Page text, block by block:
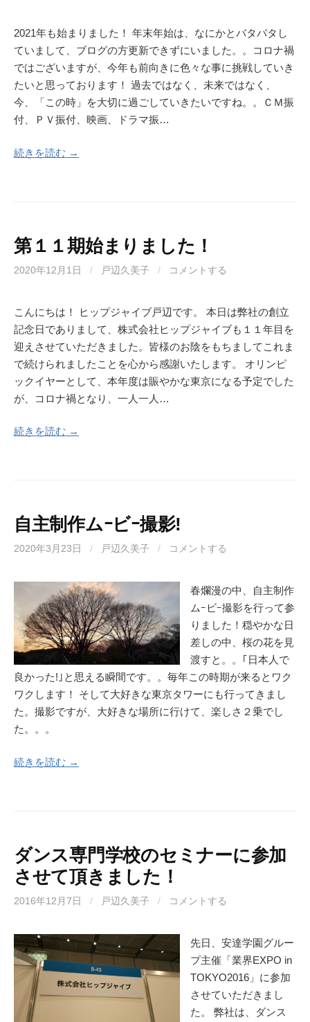
2021年も始まりました！ 年末年始は、なにかとバタバタし
ていまして、ブログの方更新できずにいました。。コロナ禍
ではございますが、今年も前向きに色々な事に挑戦していき
たいと思っております！ 過去ではなく、未来ではなく、
今、「この時」を大切に過ごしていきたいですね。。ＣＭ振
付、ＰＶ振付、映画、ドラマ振…
続きを読む →
第１１期始まりました！
2020年12月1日 / 戸辺久美子 / コメントする
こんにちは！ ヒップジャイブ戸辺です。 本日は弊社の創立
記念日でありまして、株式会社ヒップジャイブも１１年目を
迎えさせていただきました。皆様のお陰をもちましてこれま
で続けられましたことを心から感謝いたします。 オリンピ
ックイヤーとして、本年度は賑やかな東京になる予定でした
が、コロナ禍となり、一人一人…
続きを読む →
自主制作ムｰビｰ撮影!
2020年3月23日 / 戸辺久美子 / コメントする
春爛漫の中、自主制作
ムｰビｰ撮影を行って参
りました！穏やかな日
差しの中、桜の花を見
渡すと。。｢日本人で
良かった!｣と思える瞬間です。。毎年この時期が来るとワク
ワクします！ そして大好きな東京タワーにも行ってきまし
た。撮影ですが、大好きな場所に行けて、楽しさ２乗でし
た。。。
続きを読む →
ダンス専門学校のセミナーに参加
させて頂きました！
2016年12月7日 / 戸辺久美子 / コメントする
先日、安達学園グルー
プ主催「業界EXPO in
TOKYO2016」に参加
させていただきまし
た。 弊社は、ダンス